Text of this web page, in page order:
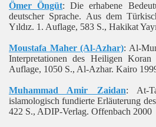
Ömer Öngüt: Die erhabene
deutscher Sprache. Aus dem
Yıldız. 1. Auflage, 583 S., Hakikat
Moustafa Maher (Al-Azhar): Al-
Interpretationen des Heiligen
Auflage, 1050 S., Al-Azhar. Kairo
Muhammad Amir Zaidan: At-
islamologisch fundierte Erläuterung
422 S., ADIP-Verlag. Offenbach 2000